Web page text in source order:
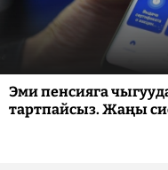
Эми пенсияга
тартпайсыз. Жаңы